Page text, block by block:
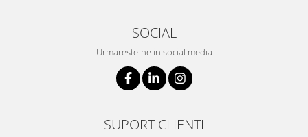
SOCIAL
Urmareste-ne in social media
SUPORT CLIENTI